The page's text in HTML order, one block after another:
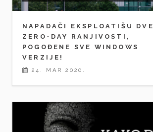
NAPADAČI EKSPLOATIŠU DVE
ZERO-DAY RANJIVOSTI,
POGOĐENE SVE WINDOWS
VERZIJE!
24. MAR 2020.